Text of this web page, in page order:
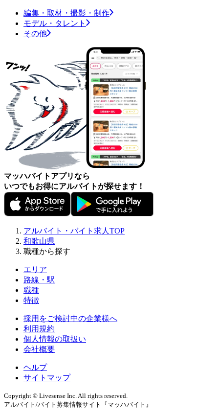
編集・取材・撮影・制作
モデル・タレント
その他
マッハバイトアプリなら
いつでもお得にアルバイトが探せます！
アルバイト・バイト求人TOP
和歌山県
職種から探す
エリア
路線・駅
職種
特徴
採用をご検討中の企業様へ
利用規約
個人情報の取扱い
会社概要
ヘルプ
サイトマップ
Copyright © Livesense Inc. All rights reserved.
アルバイト/バイト募集情報サイト『マッハバイト』